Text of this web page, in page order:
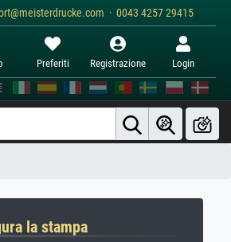
· 0043 4257 29415
Preferiti Registrazione Login
la stampa